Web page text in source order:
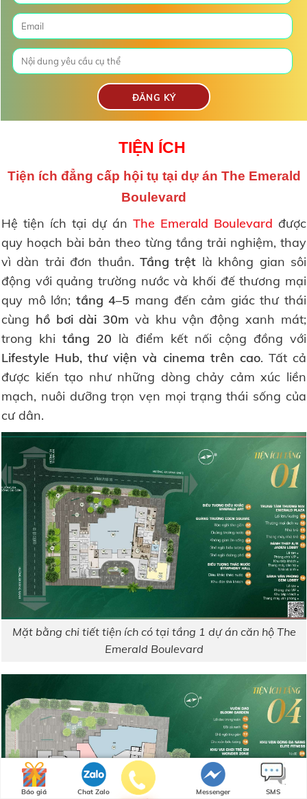
TIỆN ÍCH
Tiện ích đẳng cấp hội tụ tại dự án The Emerald
Boulevard
Hệ tiện ích tại dự án The Emerald Boulevard được
quy hoạch bài bản theo từng tầng trải nghiệm, thay
vì dàn trải đơn thuần. Tầng trệt là không gian sôi
động với quảng trường nước và khối đế thương mại
quy mô lớn; tầng 4–5 mang đến cảm giác thư thái
cùng hồ bơi dài 30m và khu vận động xanh mát;
trong khi tầng 20 là điểm kết nối cộng đồng với
Lifestyle Hub, thư viện và cinema trên cao. Tất cả
được kiến tạo như những dòng chảy cảm xúc liền
mạch, nuôi dưỡng trọn vẹn mọi trạng thái sống của
cư dân.
Mặt bằng chi tiết tiện ích có tại tầng 1 dự án căn hộ The
Emerald Boulevard
Báo giá Chat Zalo Messenger SMS